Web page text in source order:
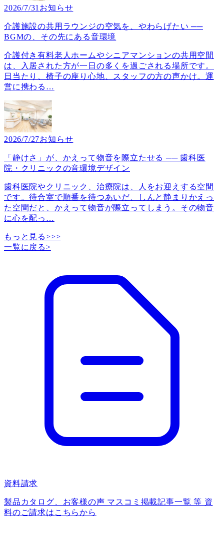
2026/7/31 お知らせ
介護施設の共用ラウンジの空気を、やわらげたい ──
BGMの、その先にある音環境
介護付き有料老人ホームやシニアマンションの共用空間
は、入居された方が一日の多くを過ごされる場所です。
日当たり、椅子の座り心地、スタッフの方の声かけ。運
営に携わる …
2026/7/27お知らせ
「静けさ」が、かえって物音を際立たせる ── 歯科医
院・クリニックの音環境デザイン
歯科医院やクリニック、治療院は、人をお迎えする空間
です。待合室で順番を待つあいだ、しんと静まりかえっ
た空間だと、かえって物音が際立ってしまう。その物音
に心を配っ …
もっと見る>>>
一覧に戻る>
資料請求
製品カタログ、お客様の声 マスコミ掲載記事一覧 等 資
料のご請求はこちらから